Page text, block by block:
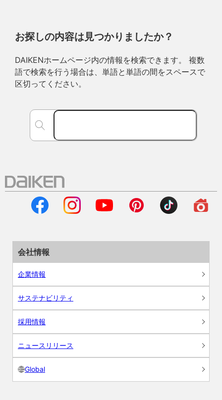
お探しの内容は見つかりましたか？
DAIKENホームページ内の情報を検索できます。 複数
語で検索を行う場合は、単語と単語の間をスペースで
区切ってください。
会社情報
企業情報
サステナビリティ
採用情報
ニュースリリース
Global